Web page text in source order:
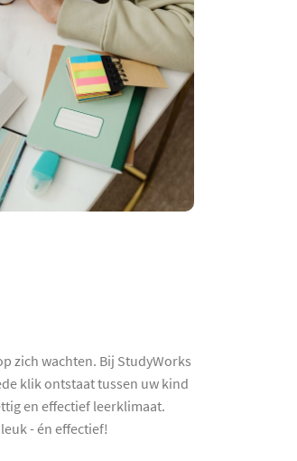
zich wachten. Bij StudyWorks
klik ontstaat tussen uw kind
en effectief leerklimaat.
- én effectief!